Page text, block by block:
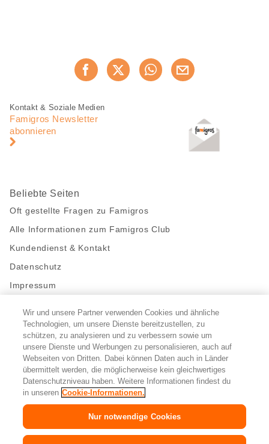
Jetzt weiterempfehlen
Fusszeile
Fusszeile
Navigation
Kontakt & Soziale Medien
Famigros Newsletter
abonnieren
Beliebte Seiten
Oft gestellte Fragen zu Famigros
Alle Informationen zum Famigros Club
Kundendienst & Kontakt
Datenschutz
Impressum
Bleibe mit uns in Kontakt
Facebook
https://twitter.com/migros
https://www.youtube.com/user/
PinterestInstagram
Cookie-Einstellungen
FR IT
Wir und unsere Partner verwenden Cookies und ähnliche
Technologien, um unsere Dienste bereitzustellen, zu
schützen, zu analysieren und zu verbessern sowie um
unsere Dienste und Werbungen zu personalisieren, auch auf
Webseiten von Dritten. Dabei können Daten auch in Länder
übermittelt werden, die möglicherweise kein gleichwertiges
Datenschutzniveau haben. Weitere Informationen findest du
in unseren Cookie-Informationen.
Nur notwendige Cookies